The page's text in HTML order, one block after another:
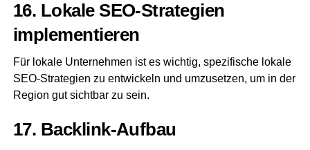
16. Loka­le SEO-Stra­te­gien
implementieren
Für loka­le Unter­neh­men ist es wich­tig, spe­zi­fi­sche loka­le
SEO-Stra­te­gien zu ent­wi­ckeln und umzu­set­zen, um in der
Regi­on gut sicht­bar zu sein.
17. Back­link-Auf­bau